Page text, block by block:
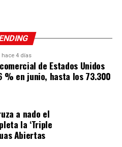
hace 4 días
de Estados Unidos
% en junio, hasta los 73.300
a nado el
la ‘Triple
Abiertas